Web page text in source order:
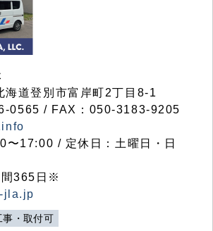
海道登別市富岸町2丁目 8-1
0565 / FAX：050-3183-9205
〜17:00 / 定休日：土曜日・日
365日※
jla.jp
事・取付可